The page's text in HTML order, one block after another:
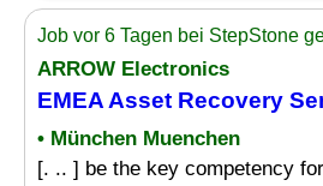
Job vor 6 Tagen bei StepStone
ARROW Electronics
EMEA Asset Recovery
• München Muenchen
[. .. ] be the key competency